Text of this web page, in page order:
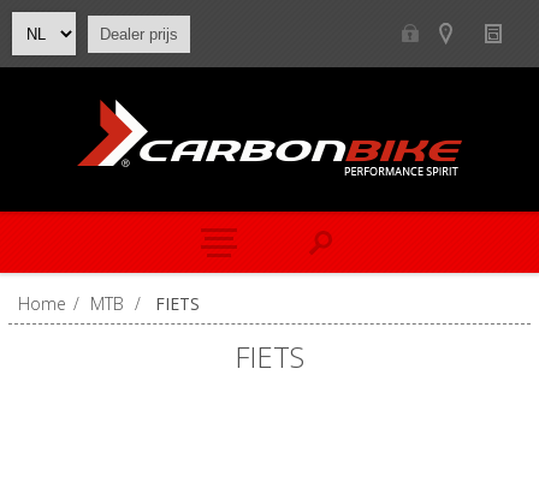
Dealer prijs
Home / MTB / FIETS
FIETS